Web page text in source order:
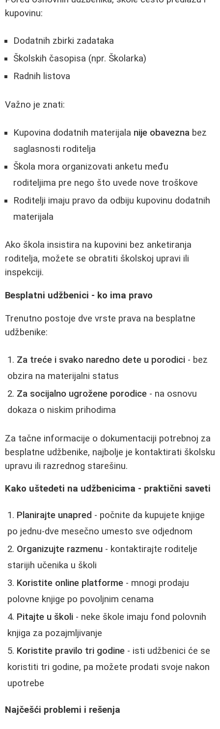
kupovinu:
Dodatnih zbirki zadataka
Školskih časopisa (npr. Školarka)
Radnih listova
Važno je znati:
Kupovina dodatnih materijala nije obavezna bez
saglasnosti roditelja
Škola mora organizovati anketu među
roditeljima pre nego što uvede nove troškove
Roditelji imaju pravo da odbiju kupovinu dodatnih
materijala
Ako škola insistira na kupovini bez anketiranja
roditelja, možete se obratiti školskoj upravi ili
inspekciji.
Besplatni udžbenici - ko ima pravo
Trenutno postoje dve vrste prava na besplatne
udžbenike:
Za treće i svako naredno dete u porodici - bez
obzira na materijalni status
Za socijalno ugrožene porodice - na osnovu
dokaza o niskim prihodima
Za tačne informacije o dokumentaciji potrebnoj za
besplatne udžbenike, najbolje je kontaktirati školsku
upravu ili razrednog starešinu.
Kako uštedeti na udžbenicima - praktični saveti
Planirajte unapred - počnite da kupujete knjige
po jednu-dve mesečno umesto sve odjednom
Organizujte razmenu - kontaktirajte roditelje
starijih učenika u školi
Koristite online platforme - mnogi prodaju
polovne knjige po povoljnim cenama
Pitajte u školi - neke škole imaju fond polovnih
knjiga za pozajmljivanje
Koristite pravilo tri godine - isti udžbenici će se
koristiti tri godine, pa možete prodati svoje nakon
upotrebe
Najčešći problemi i rešenja